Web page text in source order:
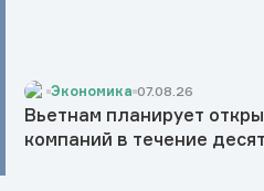
Экономика 07.08.26
Вьетнам планирует
компаний в течение